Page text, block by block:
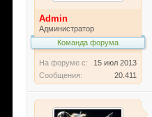
Admin
Администратор
Команда форума
На форуме с:
15 июл 2013
Сообщения:
20.411